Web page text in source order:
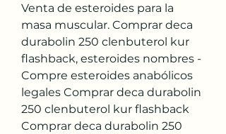
Venta de esteroides para la
masa muscular. Comprar deca
durabolin 250 clenbuterol kur
flashback, esteroides nombres -
Compre esteroides anabólicos
legales Comprar deca durabolin
250 clenbuterol kur flashback
Comprar deca durabolin 250